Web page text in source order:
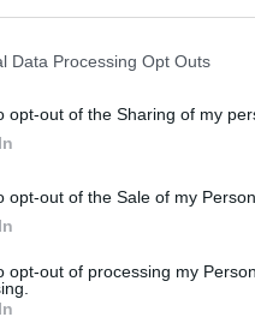
but not limited to your
consent section.
Data Processing Opt Outs
opt-out of the Sharing of my
opt-out of the Sale of my
opt-out of processing my
segundo del Gobierno de
de Calatrava
de balonmano